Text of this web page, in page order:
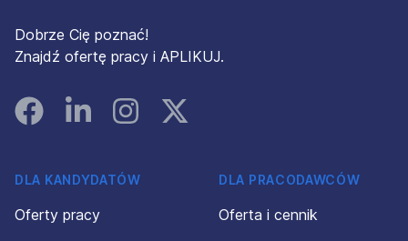
Dobrze Cię poznać!
Znajdź ofertę pracy i APLIKUJ.
FacebookLinked InInstagramInstagram
DLA KANDYDATÓW
Oferty pracy
DLA PRACODAWCÓW
Oferta i cennik